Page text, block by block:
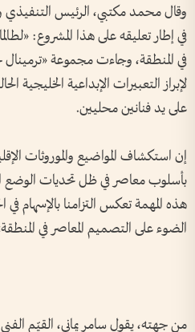
وقال محمد مكتبي، الرئيس التنفيذي
في إطار تعليقه على هذا المشروع:
في المنطقة، وجاءت مجموعة
لإبراز التعبيرات الإبداعية
على يد فنانين محليين.
إن استكشاف المواضيع والموروثات
بأسلوب معاصر في ظل تحديات الوضع
هذه المهمة تعكس التزامنا بالإسهام
الضوء على التصميم المعاصر في
من جهته، يقول سامر يماني، القيّم